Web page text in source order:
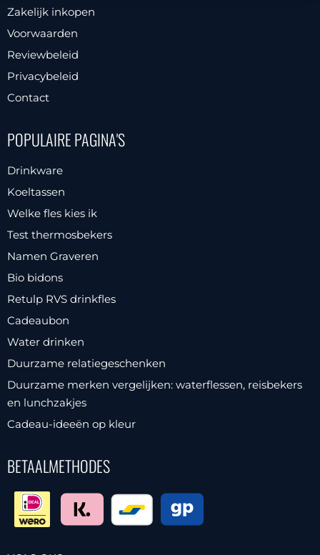
Zakelijk inkopen
Voorwaarden
Reviewbeleid
Privacybeleid
Contact
POPULAIRE PAGINA'S
Drinkware
Koeltassen
Welke fles kies ik
Test thermosbekers
Namen Graveren
Bio bidons
Retulp RVS drinkfles
Cadeaubon
Water drinken
Duurzame relatiegeschenken
Duurzame merken vergelijken: waterflessen, reisbekers
en lunchzakjes
Cadeau-ideeën op kleur
BETAALMETHODES